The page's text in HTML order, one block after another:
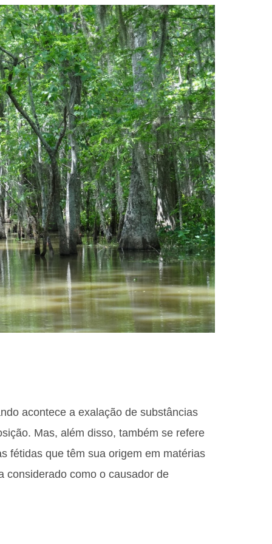
acontece a exalação de substâncias
Mas, além disso, também se refere
fétidas que têm sua origem em matérias
considerado como o causador de